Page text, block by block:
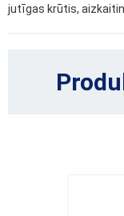
jutīgas krūtis,